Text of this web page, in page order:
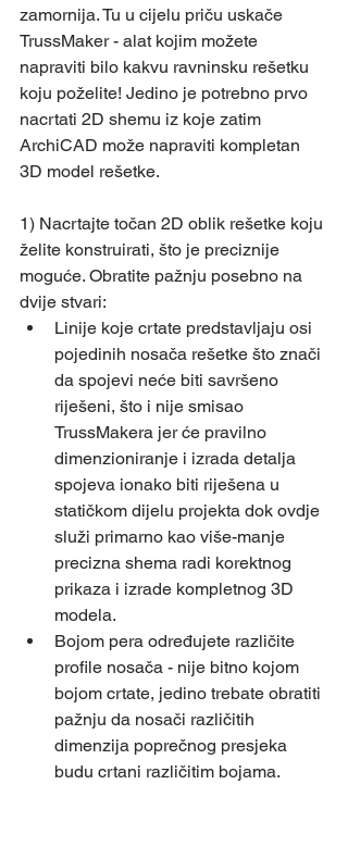
zamornija. Tu u cijelu priču uskače
TrussMaker - alat kojim možete
napraviti bilo kakvu ravninsku rešetku
koju poželite! Jedino je potrebno prvo
nacrtati 2D shemu iz koje zatim
ArchiCAD može napraviti kompletan
3D model rešetke.
1) Nacrtajte točan 2D oblik rešetke koju
želite konstruirati, što je preciznije
moguće. Obratite pažnju posebno na
dvije stvari:
Linije koje crtate predstavljaju osi
pojedinih nosača rešetke što znači
da spojevi neće biti savršeno
riješeni, što i nije smisao
TrussMakera jer će pravilno
dimenzioniranje i izrada detalja
spojeva ionako biti riješena u
statičkom dijelu projekta dok ovdje
služi primarno kao više-manje
precizna shema radi korektnog
prikaza i izrade kompletnog 3D
modela.
Bojom pera određujete različite
profile nosača - nije bitno kojom
bojom crtate, jedino trebate obratiti
pažnju da nosači različitih
dimenzija poprečnog presjeka
budu crtani različitim bojama.